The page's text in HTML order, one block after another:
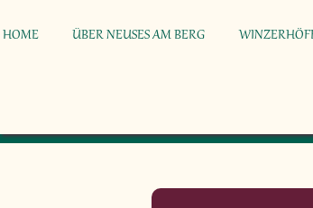
HOME ÜBER NEUSES AM BERG